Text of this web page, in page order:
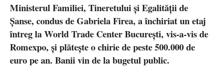
Ministerul Familiei, Tineretului și Egalității de
Șanse, condus de Gabriela Firea, a închiriat un etaj
întreg la World Trade Center București, vis-a-vis de
Romexpo, și plătește o chirie de peste 500.000 de
euro pe an. Banii vin de la bugetul public.